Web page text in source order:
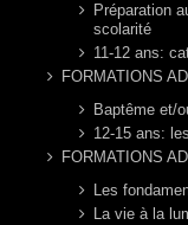
Préparation
scolarité
11-12 ans:
FORMATIONS
Baptême et/
12-15 ans:
FORMATIONS
Les
La vie à la